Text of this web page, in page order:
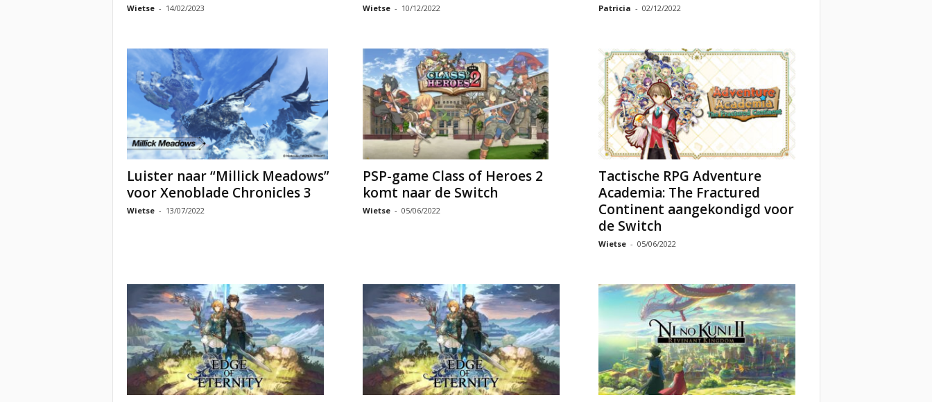
Wietse - 14/02/2023 Wietse - 10/12/2022 Patricia - 02/12/2022
Luister naar “Millick Meadows”
voor Xenoblade Chronicles 3
Wietse - 13/07/2022
PSP-game Class of Heroes 2
komt naar de Switch
Wietse - 05/06/2022
Tactische RPG Adventure
Academia: The Fractured
Continent aangekondigd voor
de Switch
Wietse - 05/06/2022